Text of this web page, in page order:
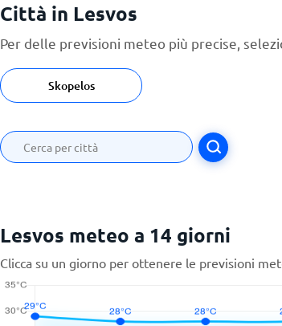
Città in Lesvos
Per delle previsioni meteo più precise,
Skopelos
Lesvos meteo a 14 giorni
Clicca su un giorno per ottenere le previsioni